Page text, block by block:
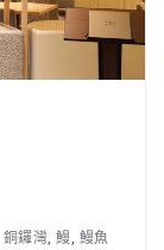
銅鑼灣, 鰻, 鰻魚